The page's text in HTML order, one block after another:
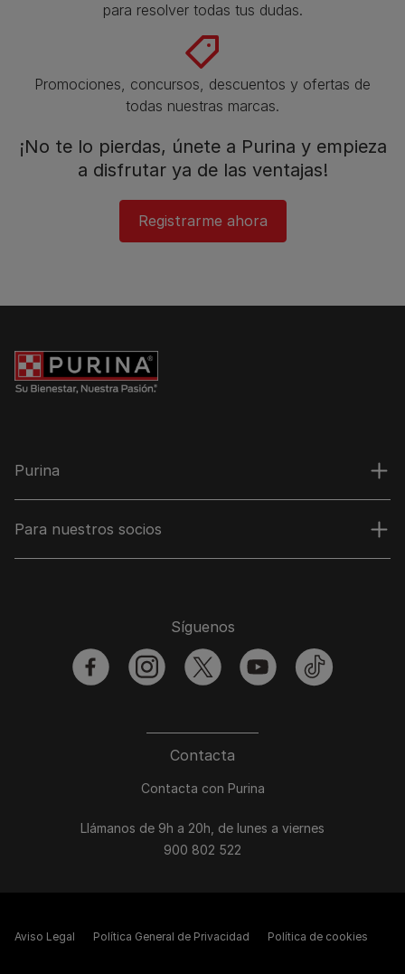
para resolver todas tus dudas.​
Promociones, concursos, descuentos y ofertas de
todas nuestras marcas.​
¡No te lo pierdas, únete a Purina y empieza
a disfrutar ya de las ventajas!​
Registrarme ahora​
Purina
Para nuestros socios
Contacta
Contacta con Purina
Llámanos de 9h a 20h, de lunes a viernes
900 802 522
Síguenos
facebookinstagramtwitter youtubetiktok
Aviso Legal Política General de Privacidad Política de cookies